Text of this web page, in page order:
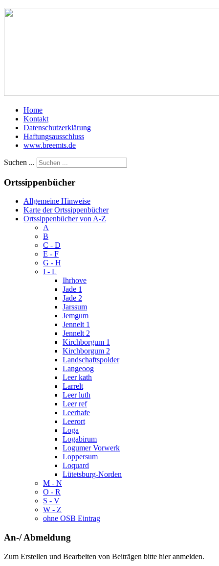
Home
Kontakt
Datenschutzerklärung
Haftungsausschluss
www.breemts.de
Suchen ...
Ortssippenbücher
Allgemeine Hinweise
Karte der Ortssippenbücher
Ortssippenbücher von A-Z
A
B
C - D
E - F
G - H
I - L
Ihrhove
Jade 1
Jade 2
Jarssum
Jemgum
Jennelt 1
Jennelt 2
Kirchborgum 1
Kirchborgum 2
Landschaftspolder
Langeoog
Leer kath
Larrelt
Leer luth
Leer ref
Leerhafe
Leerort
Loga
Logabirum
Logumer Vorwerk
Loppersum
Loquard
Lütetsburg-Norden
M - N
O - R
S - V
W - Z
ohne OSB Eintrag
An-/ Abmeldung
Zum Erstellen und Bearbeiten von Beiträgen bitte hier anmelden.